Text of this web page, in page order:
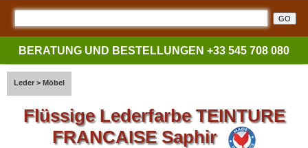
BERATUNG UND BESTELLUNGEN +33 545 708 080
Leder > Möbel
Flüssige Lederfarbe TEINTURE
FRANCAISE Saphir